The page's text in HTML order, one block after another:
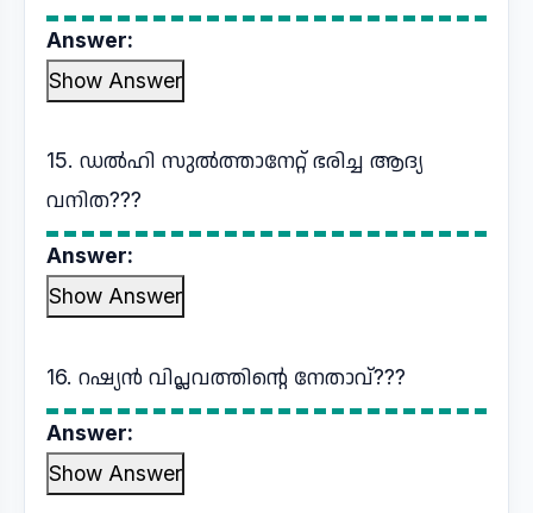
Answer:
Show Answer
15. ഡൽഹി സുൽത്താനേറ്റ് ഭരിച്ച ആദ്യ
വനിത???
Answer:
Show Answer
16. റഷ്യൻ വിപ്ലവത്തിന്റെ നേതാവ്???
Answer:
Show Answer